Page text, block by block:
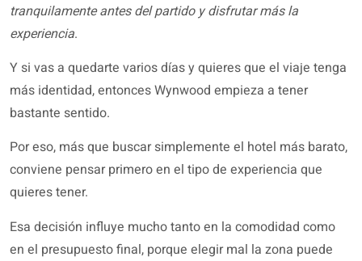
tranquilamente antes del partido y disfrutar más la
experiencia.
Y si vas a quedarte varios días y quieres que el viaje tenga
más identidad, entonces Wynwood empieza a tener
bastante sentido.
Por eso, más que buscar simplemente el hotel más barato,
conviene pensar primero en el tipo de experiencia que
quieres tener.
Esa decisión influye mucho tanto en la comodidad como
en el presupuesto final, porque elegir mal la zona puede